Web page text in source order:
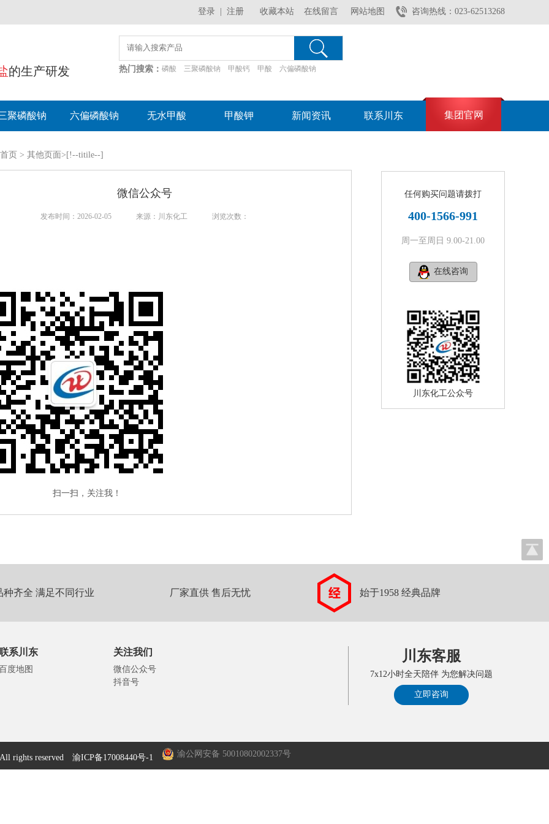
登录 注册 收藏本站 在线留言 网站地图 咨询热线：023-62513268
的生产研发 热门搜索： 磷酸 三聚磷酸钠 甲酸钙 甲酸 六偏磷酸钠
聚磷酸钠 六偏磷酸钠 无水甲酸 甲酸钾 新闻资讯 联系川东 集团官网
首页 > 其他页面> [!--titile--]
微信公众号
发布时间：2026-02-05 来源：川东化工 浏览次数：
扫，关注我！
任何购买问题请拨打
400-1566-991
周一至周日 9.00-21.00
在线咨询
川东化工公众号
种齐全 满足不同行业 厂家直供 售后无忧 始于1958 经典品牌
系川东
度地图
关注我们
微信公众号
抖音号
川东客服
7x12小时全天陪伴 为您解决问题
立即咨询
rights reserved 渝ICP备17008440号-1 渝公网安备 50010802002337号